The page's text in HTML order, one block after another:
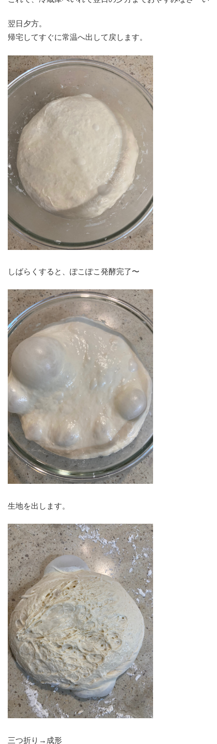
翌日夕方。
帰宅してすぐに常温へ出して戻します。
しばらくすると、ぽこぽこ発酵完了〜
生地を出します。
三つ折り→成形